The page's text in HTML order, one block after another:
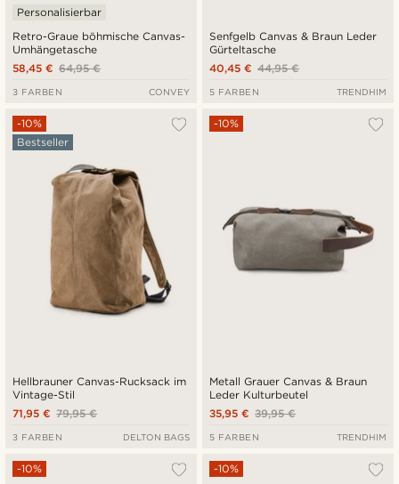
Retro-Graue böhmische Canvas-
Umhängetasche
Personalisierbar
64,95 €
58,45 €
3 FARBEN CONVEY
Senfgelb Canvas & Braun Leder
Gürteltasche
44,95 €
40,45 €
5 FARBEN TRENDHIM
Hellbrauner Canvas-Rucksack im
Vintage-Stil
-10%
Bestseller
79,95 €
71,95 €
3 FARBEN DELTON BAGS
Metall Grauer Canvas & Braun
Leder Kulturbeutel
-10%
39,95 €
35,95 €
5 FARBEN TRENDHIM
-10% -10%